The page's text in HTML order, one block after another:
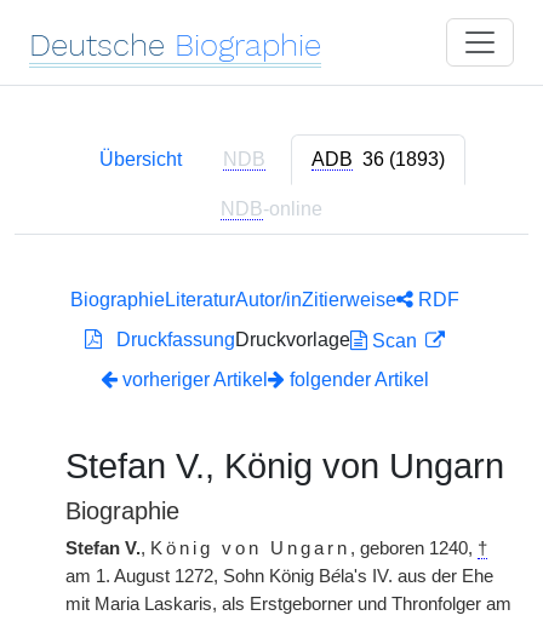
Deutsche Biographie
Übersicht NDB ADB 36 (1893)
NDB-online
BiographieLiteraturAutor/inZitierweise
RDF
DruckfassungDruckvorlage
Scan
vorheriger Artikel
folgender Artikel
Stefan V., König von Ungarn
Biographie
Stefan V., König von Ungarn , geboren 1240, †
am 1. August 1272, Sohn König Béla's IV. aus der Ehe
mit Maria Laskaris, als Erstgeborner und Thronfolger am